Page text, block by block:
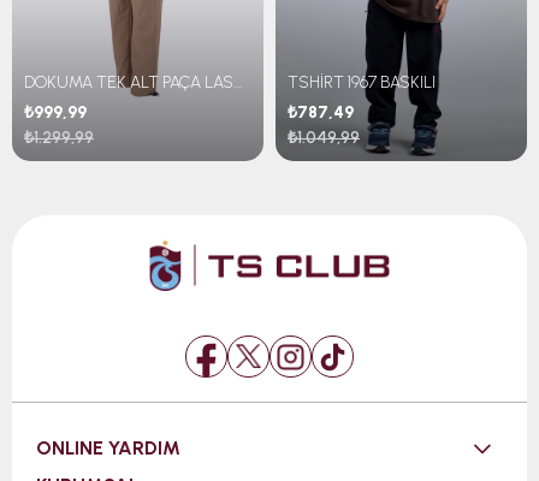
DOKUMA TEK ALT PAÇA LASTİKLİ
₺999,99
₺1.299,99
TSHİRT 1967 BASKILI
₺787,49
₺1.049,99
ONLINE YARDIM